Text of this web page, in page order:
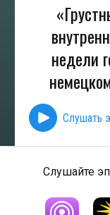
недели
Слушать
Слушайте